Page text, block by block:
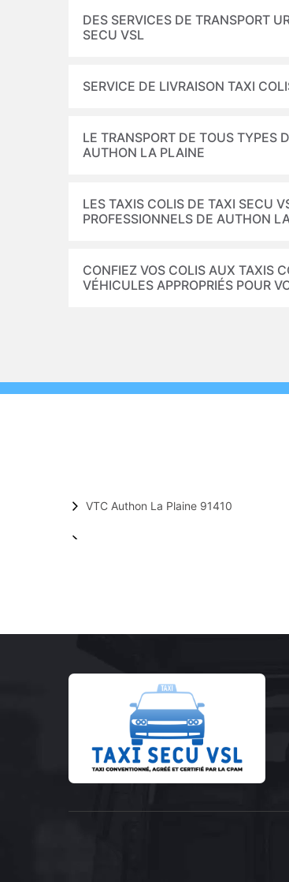
DES SERVICES DE TRANSPORT
SECU VSL
SERVICE DE LIVRAISON TAXI
LE TRANSPORT DE TOUS TYPES
AUTHON LA PLAINE
LES TAXIS COLIS DE TAXI SECU
PROFESSIONNELS DE AUTHON
CONFIEZ VOS COLIS AUX TAXIS
VÉHICULES APPROPRIÉS POUR
VTC Authon La Plaine 91410